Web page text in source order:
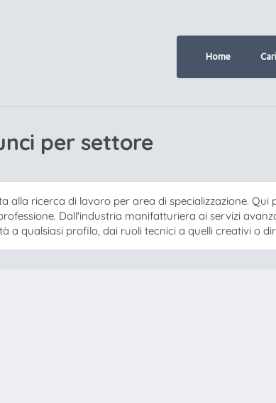
Home
per settore
alla ricerca di lavoro per area di specializzazione.
Dall'industria manifatturiera ai servizi
a qualsiasi profilo, dai ruoli tecnici a quelli creativi o